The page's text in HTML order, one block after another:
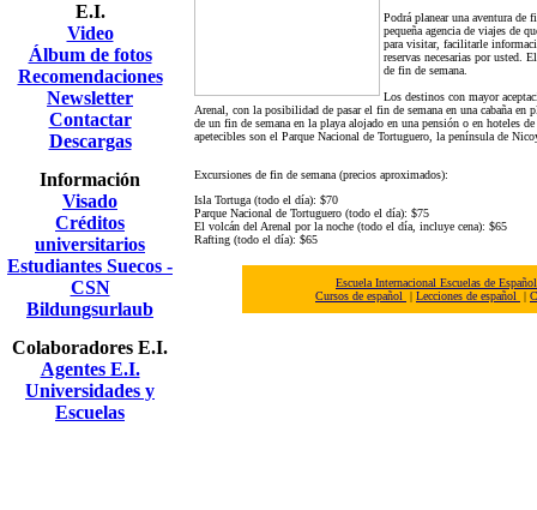
E.I.
Video
Álbum de fotos
Recomendaciones
Newsletter
Contactar
Descargas
Información
Visado
Créditos
universitarios
Estudiantes Suecos -
CSN
Bildungsurlaub
Colaboradores E.I.
Agentes E.I.
Universidades y
Escuelas
Podrá planear una aventura de
pequeña agencia de viajes de
para visitar, facilitarle
reservas necesarias por usted.
de fin de semana.
Los destinos con mayor
Arenal, con la posibilidad de pasar el fin de semana en una cabaña en
de un fin de semana en la playa alojado en una pensión o en hoteles
apetecibles son el Parque Nacional de Tortuguero, la península de
Excursiones de fin de semana (precios aproximados):
Isla Tortuga (todo el día): $70
Parque Nacional de Tortuguero (todo el día): $75
El volcán del Arenal por la noche (todo el día, incluye cena): $65
Rafting (todo el día): $65
Escuela Internacional Escuelas de
Cursos de español
| Lecciones de español |